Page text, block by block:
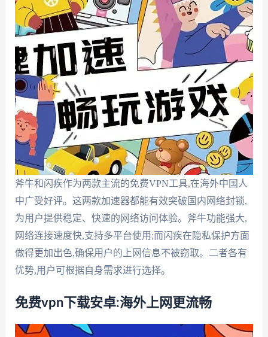
斧牛和闪疾作为两款主流的免费VPN工具,在海外中国人
中广受好评。这两款加速器都能有效突破国内网络封锁,
为用户提供稳定、快速的网络访问体验。斧牛功能强大,
网络连接速度快,支持多平台使用;而闪疾在隐私保护方面
做得更加出色,确保用户的上网信息不被窃取。二者各有
优势,用户可根据自身需求进行选择。
免费vpn下载安卓:海外上网更流畅